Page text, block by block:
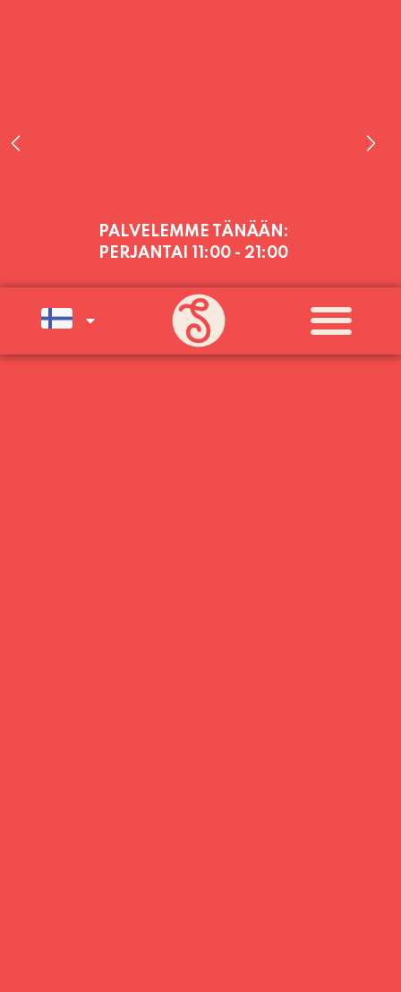
PALVELEMME TÄNÄÄN:
PERJANTAI 11:00 - 21:00
PALVELEMME PÄIVITTÄIN (MA-SU
KLO 11-21) SUNNUNTAIHIN 16.8.
SAAKKA JONKA JÄLKEEN OLEMME
AVOINNA VIIKONLOPPUISIN (PE-